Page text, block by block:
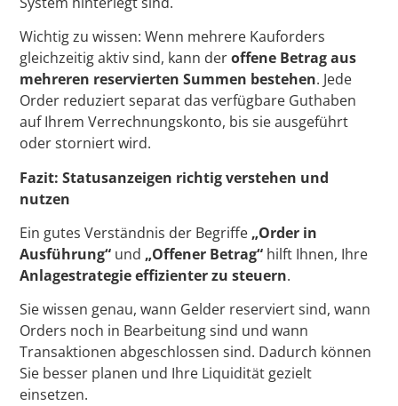
Wichtig zu wissen: Wenn mehrere Kauforders
gleichzeitig aktiv sind, kann deroffene Betrag aus
mehreren reservierten Summen bestehen. Jede
Order reduziert separat das verfügbare Guthaben
auf Ihrem Verrechnungskonto, bis sie ausgeführt
oder storniert wird.
Fazit: Statusanzeigen richtig verstehen und
nutzen
Ein gutes Verständnis der Begriffe „Order in
Ausführung“ und „Offener Betrag“ hilft Ihnen, Ihre
Anlagestrategie effizienter zu steuern.
Sie wissen genau, wann Gelder reserviert sind, wann
Orders noch in Bearbeitung sind und wann
Transaktionen abgeschlossen sind. Dadurch können
Sie besser planen und Ihre Liquidität gezielt
einsetzen.